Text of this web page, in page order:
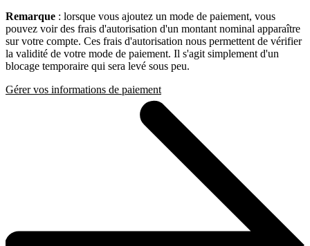
Remarque : lorsque vous ajoutez un mode de paiement, vous
pouvez voir des frais d'autorisation d'un montant nominal apparaître
sur votre compte. Ces frais d'autorisation nous permettent de vérifier
la validité de votre mode de paiement. Il s'agit simplement d'un
blocage temporaire qui sera levé sous peu.
Gérer vos informations de paiement